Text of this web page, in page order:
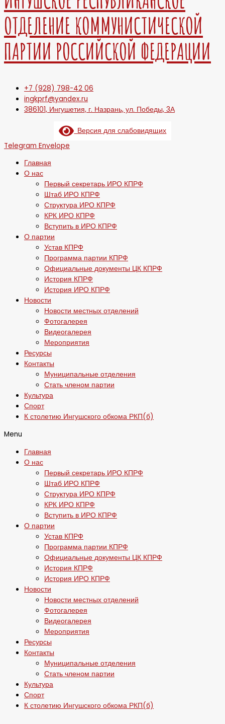
ОТДЕЛЕНИЕ КОММУНИСТИЧЕСКОЙ
ПАРТИИ РОССИЙСКОЙ ФЕДЕРАЦИИ
+7 (928) 798-42 06
ingkprf@yandex.ru
386101, Ингушетия, г. Назрань, ул. Победы, 3А
Версия для слабовидящих
Telegram Envelope
Главная
О нас
Первый секретарь ИРО КПРФ
Штаб ИРО КПРФ
Структура ИРО КПРФ
КРК ИРО КПРФ
Вступить в ИРО КПРФ
О партии
Устав КПРФ
Программа партии КПРФ
Официальные документы ЦК КПРФ
История КПРФ
История ИРО КПРФ
Новости
Новости местных отделений
Фотогалерея
Видеогалерея
Мероприятия
Ресурсы
Контакты
Муниципальные отделения
Стать членом партии
Культура
Спорт
К столетию Ингушского обкома РКП(б)
Menu
Главная
О нас
Первый секретарь ИРО КПРФ
Штаб ИРО КПРФ
Структура ИРО КПРФ
КРК ИРО КПРФ
Вступить в ИРО КПРФ
О партии
Устав КПРФ
Программа партии КПРФ
Официальные документы ЦК КПРФ
История КПРФ
История ИРО КПРФ
Новости
Новости местных отделений
Фотогалерея
Видеогалерея
Мероприятия
Ресурсы
Контакты
Муниципальные отделения
Стать членом партии
Культура
Спорт
К столетию Ингушского обкома РКП(б)